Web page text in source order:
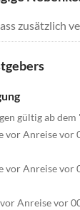
zusätzlich
gültig ab
vor Anreise
vor Anreise
Anreise vor